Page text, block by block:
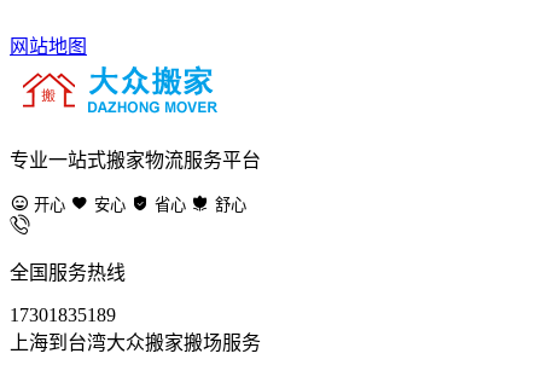
网站地图
专业一站式搬家物流服务平台
开心 安心 省心 舒心
全国服务热线
17301835189
上海到台湾大众搬家搬场服务